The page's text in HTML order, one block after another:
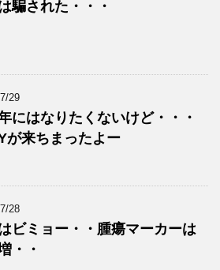
騙された・・・
29
にはなりたくないけど・・・
が来ちまったよー
28
ビミョー・・腫瘍マーカーは
・・